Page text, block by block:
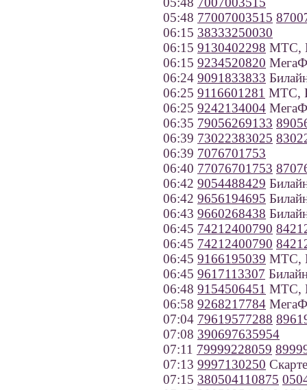
05:48 77007003515
06:15 38333250030
06:15 9130402298 МТС,
06:15 9234520820
06:24 9091833833
06:25 9116601281 МТС,
06:25 9242134004
06:35 79056269133
06:39 73022383025
06:39 7076701753
06:40 77076701753
06:42 9054488429
06:42 9656194695
06:43 9660268438
06:45 74212400790
06:45 74212400790
06:45 9166195039 МТС,
06:45 9617113307
06:48 9154506451 МТС,
06:58 9268217784
07:04 79619577288
07:08 390697635954
07:11 79999228059
07:13 9997130250
07:15 380504110875